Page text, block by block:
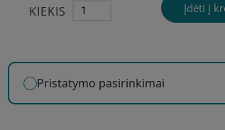
KIEKIS Įdėti į
Pristatymo pasirinkimai